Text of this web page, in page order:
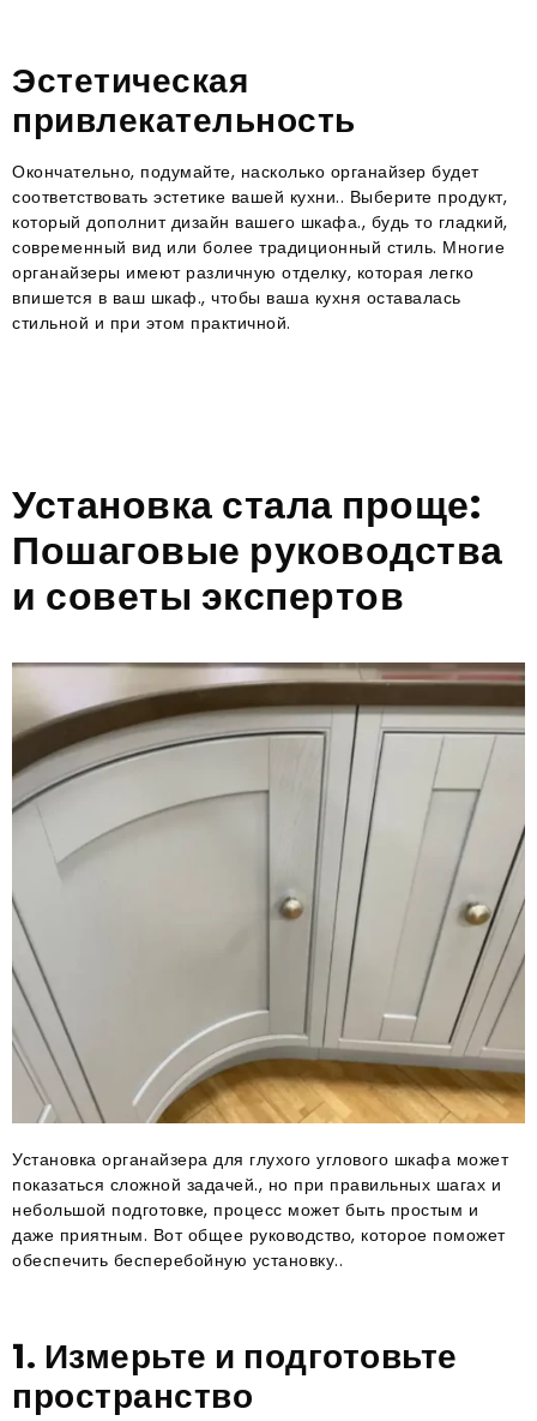
Эстетическая
привлекательность
Окончательно, подумайте, насколько органайзер будет
соответствовать эстетике вашей кухни.. Выберите продукт,
который дополнит дизайн вашего шкафа., будь то гладкий,
современный вид или более традиционный стиль. Многие
органайзеры имеют различную отделку, которая легко
впишется в ваш шкаф., чтобы ваша кухня оставалась
стильной и при этом практичной.
Установка стала проще:
Пошаговые руководства
и советы экспертов
Установка органайзера для глухого углового шкафа может
показаться сложной задачей., но при правильных шагах и
небольшой подготовке, процесс может быть простым и
даже приятным. Вот общее руководство, которое поможет
обеспечить бесперебойную установку..
1. Измерьте и подготовьте
пространство